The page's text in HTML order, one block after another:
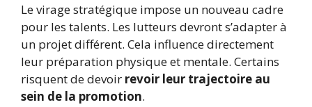
Le virage stratégique impose un nouveau cadre
pour les talents. Les lutteurs devront s’adapter à
un projet différent. Cela influence directement
leur préparation physique et mentale. Certains
risquent de devoir revoir leur trajectoire au
sein de la promotion.